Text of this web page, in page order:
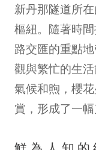
新丹那隧道所
樞紐。隨著時
路交匯的重點
觀與繁忙的生
氣候和煦，櫻
賞，形成了一幅